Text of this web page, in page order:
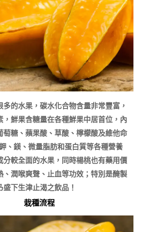
的水果，碳水化合物含量非常豐富，
，鮮果含糖量在各種鮮果中居首位，內
萄糖、蘋果酸、草酸、檸檬酸及維他命
、鎂、微量脂肪和蛋白質等各種營養
分較全面的水果，同時楊桃也有藥用價
、潤喉爽聲、止血等功效；特別是醃製
栽種流程